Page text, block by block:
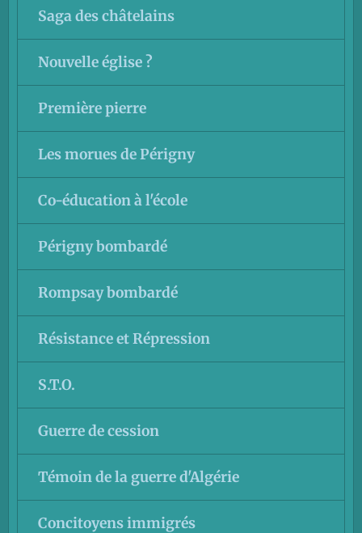
Saga des châtelains
Nouvelle église ?
Première pierre
Les morues de Périgny
Co-éducation à l'école
Périgny bombardé
Rompsay bombardé
Résistance et Répression
S.T.O.
Guerre de cession
Témoin de la guerre d'Algérie
Concitoyens immigrés